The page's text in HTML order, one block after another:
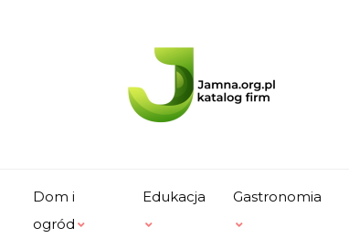
Dom i
ogród
Edukacja Gastronomia